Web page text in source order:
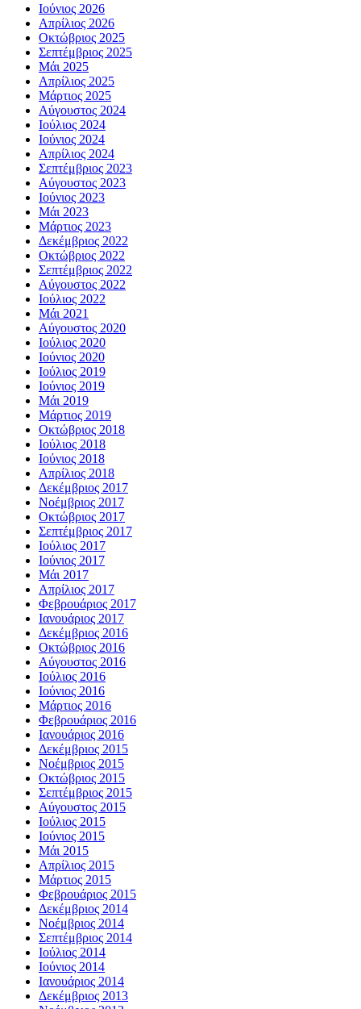
Ιούνιος 2026
Απρίλιος 2026
Οκτώβριος 2025
Σεπτέμβριος 2025
Μάι 2025
Απρίλιος 2025
Μάρτιος 2025
Αύγουστος 2024
Ιούλιος 2024
Ιούνιος 2024
Απρίλιος 2024
Σεπτέμβριος 2023
Αύγουστος 2023
Ιούνιος 2023
Μάι 2023
Μάρτιος 2023
Δεκέμβριος 2022
Οκτώβριος 2022
Σεπτέμβριος 2022
Αύγουστος 2022
Ιούλιος 2022
Μάι 2021
Αύγουστος 2020
Ιούλιος 2020
Ιούνιος 2020
Ιούλιος 2019
Ιούνιος 2019
Μάι 2019
Μάρτιος 2019
Οκτώβριος 2018
Ιούλιος 2018
Ιούνιος 2018
Απρίλιος 2018
Δεκέμβριος 2017
Νοέμβριος 2017
Οκτώβριος 2017
Σεπτέμβριος 2017
Ιούλιος 2017
Ιούνιος 2017
Μάι 2017
Απρίλιος 2017
Φεβρουάριος 2017
Ιανουάριος 2017
Δεκέμβριος 2016
Οκτώβριος 2016
Αύγουστος 2016
Ιούλιος 2016
Ιούνιος 2016
Μάρτιος 2016
Φεβρουάριος 2016
Ιανουάριος 2016
Δεκέμβριος 2015
Νοέμβριος 2015
Οκτώβριος 2015
Σεπτέμβριος 2015
Αύγουστος 2015
Ιούλιος 2015
Ιούνιος 2015
Μάι 2015
Απρίλιος 2015
Μάρτιος 2015
Φεβρουάριος 2015
Δεκέμβριος 2014
Νοέμβριος 2014
Σεπτέμβριος 2014
Ιούλιος 2014
Ιούνιος 2014
Ιανουάριος 2014
Δεκέμβριος 2013